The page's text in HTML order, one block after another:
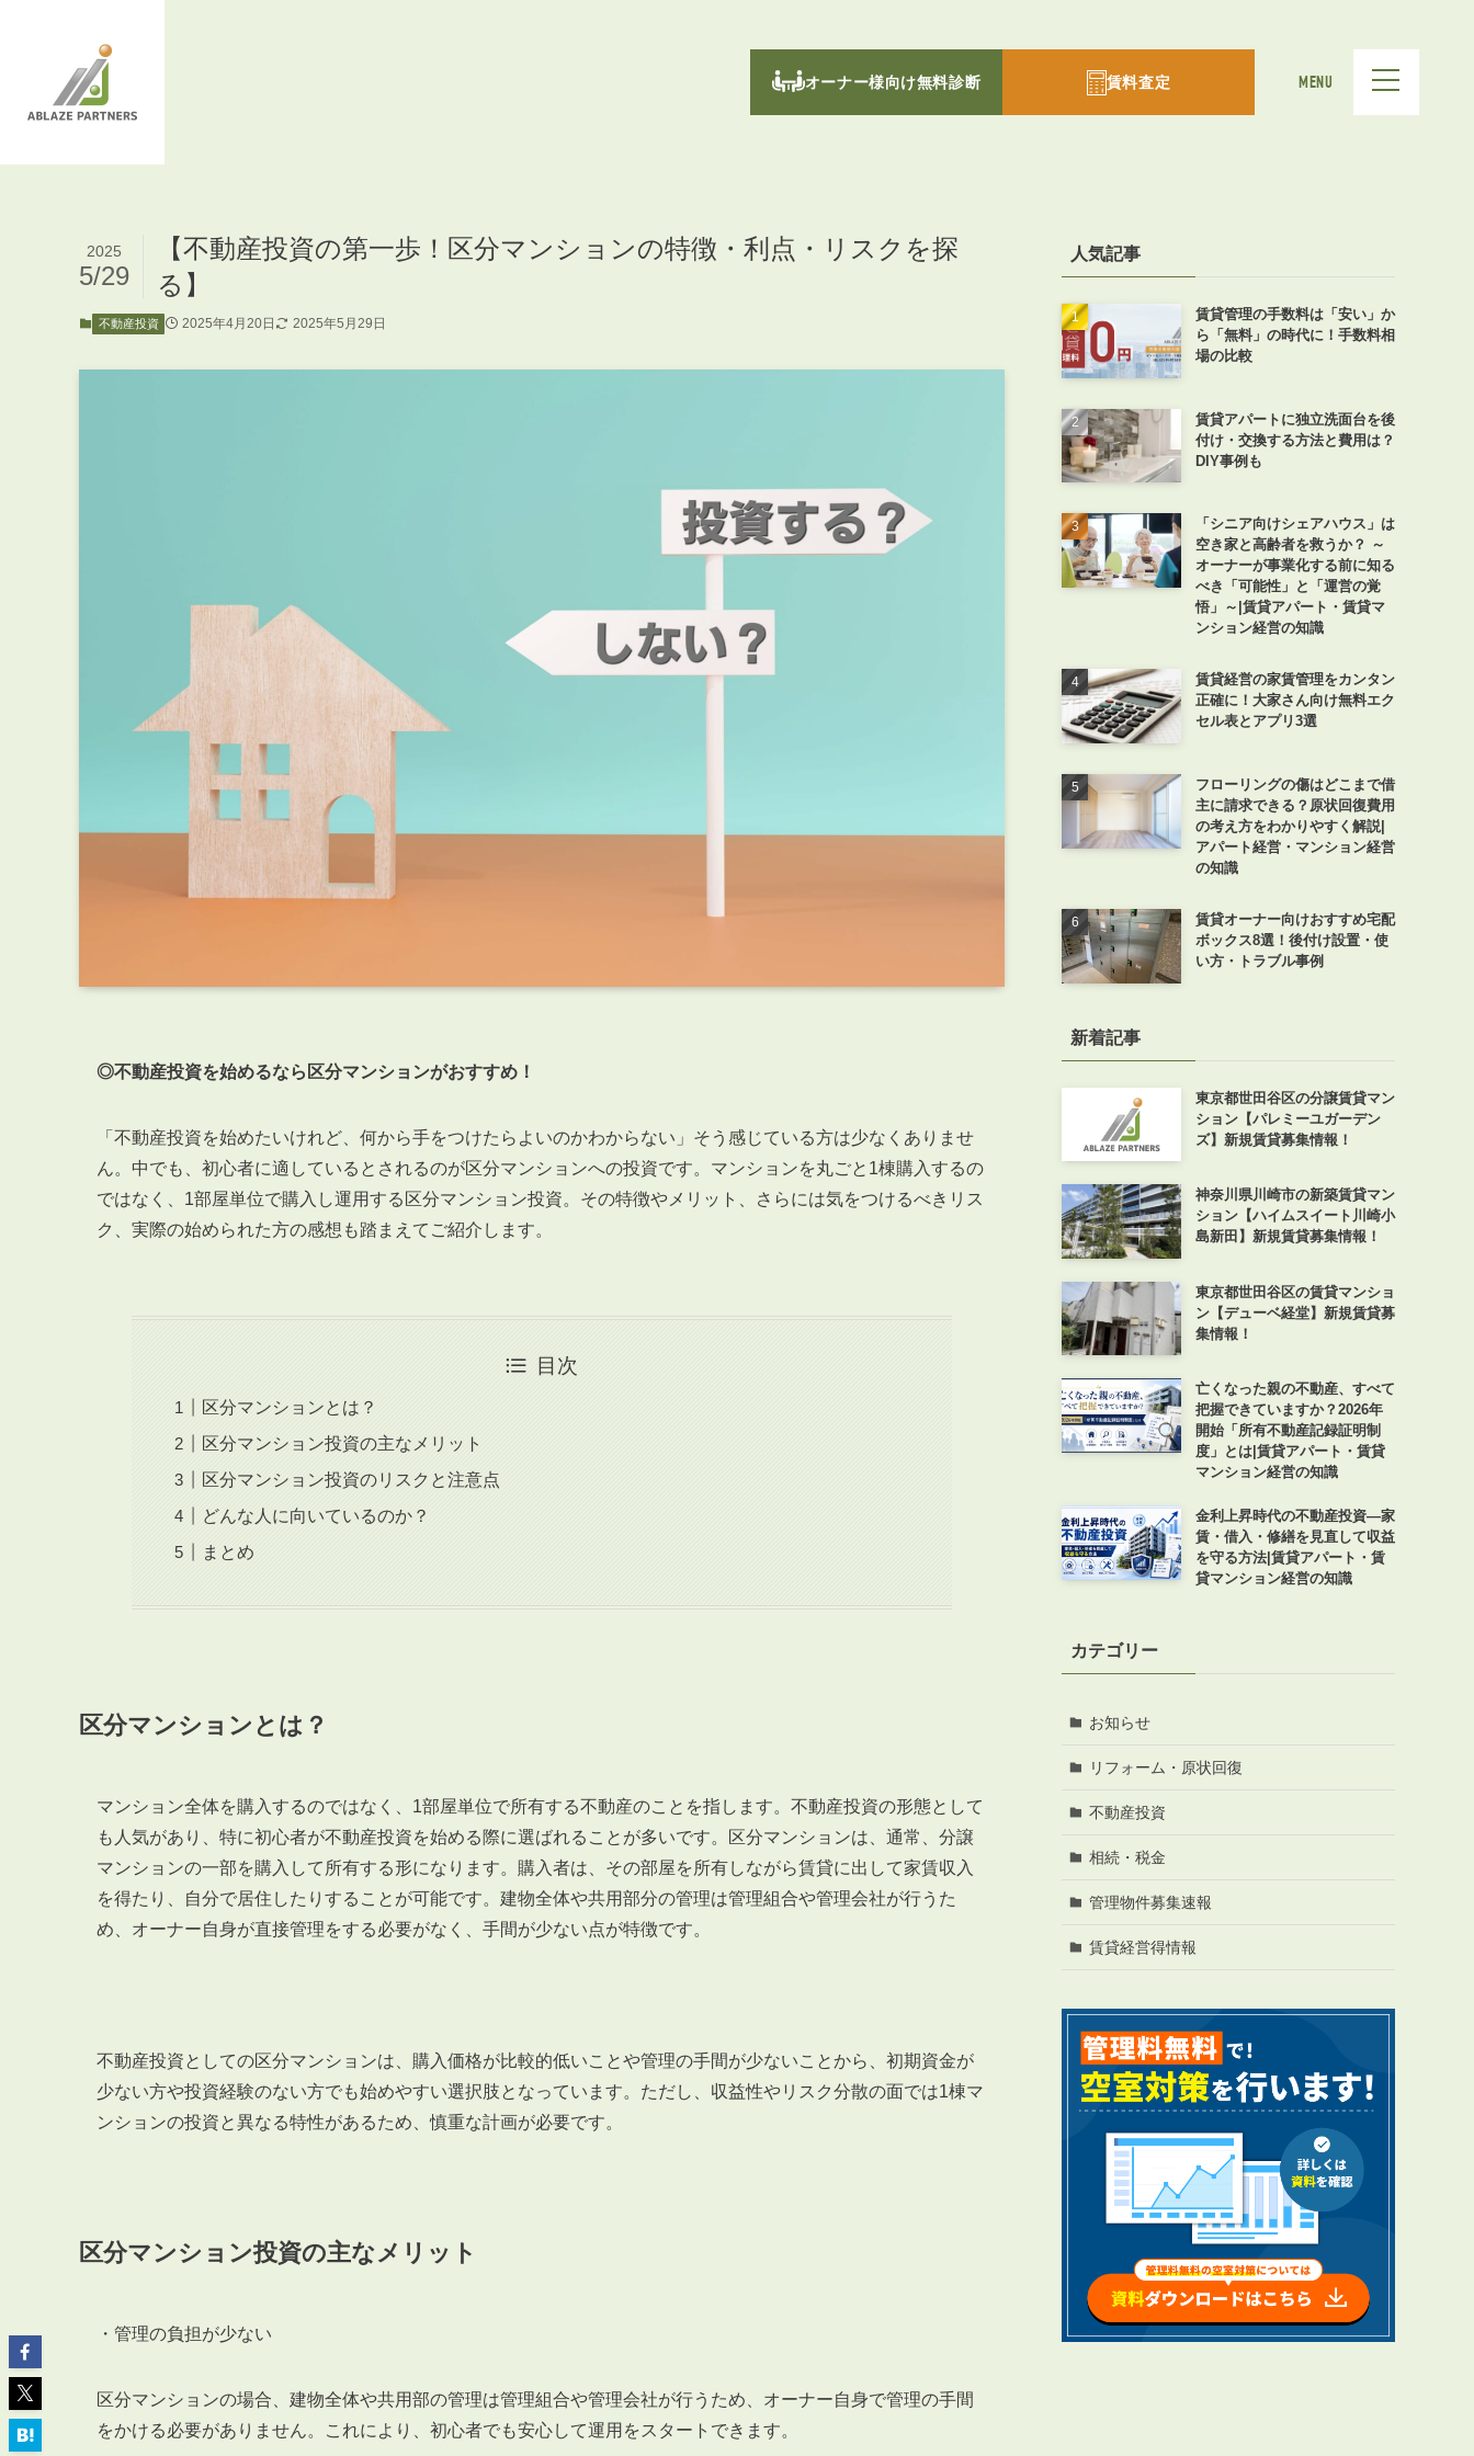
オーナー様向け無料診断 賃料査定 MENU
ABOUT私たちについて
スタッフ紹介
グループ会社紹介
3POINT RENTAL
管理料無料について
４つの強み
報酬と独自の保証内容
手続きの流れ
賃料査定について
SERVICE 管理オーナー様限定サービス BROKER 仲介業者様へ
【不動産投資の第一歩！区分マンションの特徴・利点・リスクを探
る】
2025
5/29
不動産投資 2025年4月20日 2025年5月29日
◎不動産投資を始めるなら区分マンションがおすすめ！
「不動産投資を始めたいけれど、何から手をつけたらよいのかわからない」そう感じている方は少なくありませ
ん。中でも、初心者に適しているとされるのが区分マンションへの投資です。マンションを丸ごと1棟購入するの
ではなく、1部屋単位で購入し運用する区分マンション投資。その特徴やメリット、さらには気をつけるべきリス
ク、実際の始められた方の感想も踏まえてご紹介します。
目次
区分マンションとは？
区分マンション投資の主なメリット
区分マンション投資のリスクと注意点
どんな人に向いているのか？
まとめ
区分マンションとは？
マンション全体を購入するのではなく、1部屋単位で所有する不動産のことを指します。不動産投資の形態として
も人気があり、特に初心者が不動産投資を始める際に選ばれることが多いです。
区分マンションは、通常、分譲
マンションの一部を購入して所有する形になります。購入者は、その部屋を所有しながら賃貸に出して家賃収入
を得たり、自分で居住したりすることが可能です。建物全体や共用部分の管理は管理組合や管理会社が行うた
め、オーナー自身が直接管理をする必要がなく、手間が少ない点が特徴です。
不動産投資としての区分マンションは、購入価格が比較的低いことや管理の手間が少ないことから、初期資金が
少ない方や投資経験のない方でも始めやすい選択肢となっています。ただし、収益性やリスク分散の面では1棟マ
ンションの投資と異なる特性があるため、慎重な計画が必要です。
区分マンション投資の主なメリット
・管理の負担が少ない
区分マンションの場合、建物全体や共用部の管理は管理組合や管理会社が行うため、オーナー自身で管理の手間
をかける必要がありません。これにより、初心者でも安心して運用をスタートできます。
人気記事
賃貸管理の手数料は「安い」か
ら「無料」の時代に！手数料相
場の比較
賃貸アパートに独立洗面台を後
付け・交換する方法と費用は？
DIY事例も
「シニア向けシェアハウス」は
空き家と高齢者を救うか？ ～
オーナーが事業化する前に知る
べき「可能性」と「運営の覚
悟」～|賃貸アパート・賃貸マ
ンション経営の知識
賃貸経営の家賃管理をカンタン
正確に！大家さん向け無料エク
セル表とアプリ3選
フローリングの傷はどこまで借
主に請求できる？原状回復費用
の考え方をわかりやすく解説|
アパート経営・マンション経営
の知識
賃貸オーナー向けおすすめ宅配
ボックス8選！後付け設置・使
い方・トラブル事例
新着記事
東京都世田谷区の分譲賃貸マン
ション【パレミーユガーデン
ズ】新規賃貸募集情報！
神奈川県川崎市の新築賃貸マン
ション【ハイムスイート川崎小
島新田】新規賃貸募集情報！
東京都世田谷区の賃貸マンショ
ン【デューベ経堂】新規賃貸募
集情報！
亡くなった親の不動産、すべて
把握できていますか？2026年
開始「所有不動産記録証明制
度」とは|賃貸アパート・賃貸
マンション経営の知識
金利上昇時代の不動産投資―家
賃・借入・修繕を見直して収益
を守る方法|賃貸アパート・賃
貸マンション経営の知識
カテゴリー
お知らせ
リフォーム・原状回復
不動産投資
相続・税金
管理物件募集速報
賃貸経営得情報